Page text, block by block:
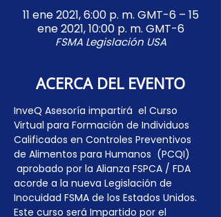
11 ene 2021, 6:00 p. m. GMT-6 – 15
ene 2021, 10:00 p. m. GMT-6
FSMA Legislación USA
ACERCA DEL EVENTO
InveQ Asesoría impartirá  el Curso
Virtual para Formación de Individuos
Calificados en Controles Preventivos
de Alimentos para Humanos  (PCQI)
aprobado por la Alianza FSPCA / FDA
acorde a la nueva Legislación de
Inocuidad FSMA de los Estados Unidos.
Este curso será Impartido por el